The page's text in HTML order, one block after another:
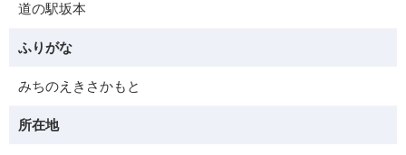
道の駅坂本
ふりがな
みちのえきさかもと
所在地